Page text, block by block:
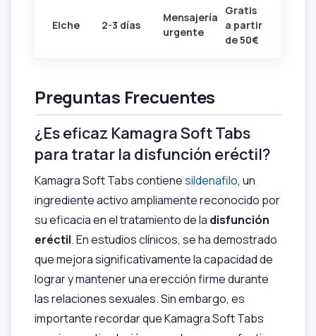
Elche 2-3 días
Mensajería
urgente
Gratis
a partir
de 50€
Preguntas Frecuentes
¿Es eficaz Kamagra Soft Tabs
para tratar la disfunción eréctil?
Kamagra Soft Tabs contienesildenafilo, un
ingrediente activo ampliamente reconocido por
su eficacia en el tratamiento de la disfunción
eréctil. En estudios clínicos, se ha demostrado
que mejora significativamente la capacidad de
lograr y mantener una erección firme durante
las relaciones sexuales. Sin embargo, es
importante recordar que Kamagra Soft Tabs